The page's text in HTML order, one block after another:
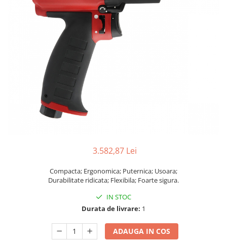
Bormasini pneumatice
Chei pneumatice cu impact
Ciocane daltuitoare pneumatice
Clesti pneumatici
Compactoare pneumatice
Curatatoare cu ace
Masini de filetat
Masini de insurubat cu clichet
Motoare pneumatice
Polizoare unghiulare pneumatice
Polizoare verticale
Slefuitoare pneumatice
Surubelnite pneumatice
Tăiere și nituire pneumatică
3.582,87 Lei
Compacta; Ergonomica; Puternica; Usoara;
Durabilitate ridicata; Flexibila; Foarte sigura.
IN STOC
Durata de livrare: 1
ADAUGA IN COS